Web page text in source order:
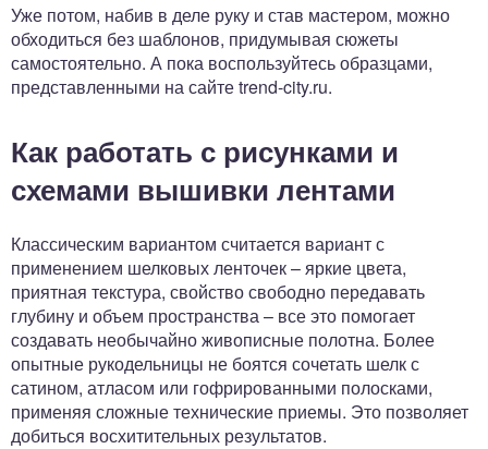
Уже потом, набив в деле руку и став мастером, можно
обходиться без шаблонов, придумывая сюжеты
самостоятельно. А пока воспользуйтесь образцами,
представленными на сайте trend-city.ru.
Как работать с рисунками и
схемами вышивки лентами
Классическим вариантом считается вариант с
применением шелковых ленточек – яркие цвета,
приятная текстура, свойство свободно передавать
глубину и объем пространства – все это помогает
создавать необычайно живописные полотна. Более
опытные рукодельницы не боятся сочетать шелк с
сатином, атласом или гофрированными полосками,
применяя сложные технические приемы. Это позволяет
добиться восхитительных результатов.